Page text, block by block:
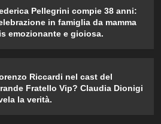
Pellegrini compie 38 anni:
in famiglia da mamma
emozionante e gioiosa.
Riccardi nel cast del
Fratello Vip? Claudia Dionigi
la verità.